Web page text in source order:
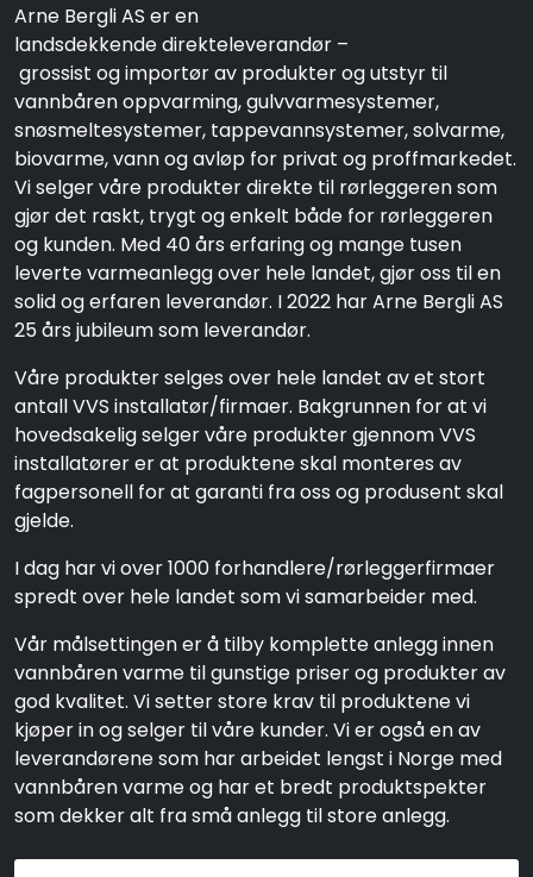
Arne Bergli AS er en
landsdekkende direkteleverandør –
grossist og importør av produkter og utstyr til
vannbåren oppvarming, gulvvarmesystemer,
snøsmeltesystemer, tappevannsystemer, solvarme,
biovarme, vann og avløp for privat og proffmarkedet.
Vi selger våre produkter direkte til rørleggeren som
gjør det raskt, trygt og enkelt både for rørleggeren
og kunden. Med 40 års erfaring og mange tusen
leverte varmeanlegg over hele landet, gjør oss til en
solid og erfaren leverandør. I 2022 har Arne Bergli AS
25 års jubileum som leverandør.
Våre produkter selges over hele landet av et stort
antall VVS installatør/firmaer. Bakgrunnen for at vi
hovedsakelig selger våre produkter gjennom VVS
installatører er at produktene skal monteres av
fagpersonell for at garanti fra oss og produsent skal
gjelde.
I dag har vi over 1000 forhandlere/rørleggerfirmaer
spredt over hele landet som vi samarbeider med.
Vår målsettingen er å tilby komplette anlegg innen
vannbåren varme til gunstige priser og produkter av
god kvalitet. Vi setter store krav til produktene vi
kjøper in og selger til våre kunder. Vi er også en av
leverandørene som har arbeidet lengst i Norge med
vannbåren varme og har et bredt produktspekter
som dekker alt fra små anlegg til store anlegg.